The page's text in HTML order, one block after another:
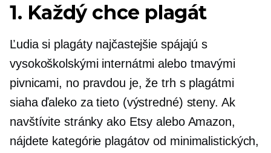
1. Každý chce plagát
Ľudia si plagáty najčastejšie spájajú s
vysokoškolskými internátmi alebo tmavými
pivnicami, no pravdou je, že trh s plagátmi
siaha ďaleko za tieto (výstredné) steny. Ak
navštívite stránky ako Etsy alebo Amazon,
nájdete kategórie plagátov od minimalistických,